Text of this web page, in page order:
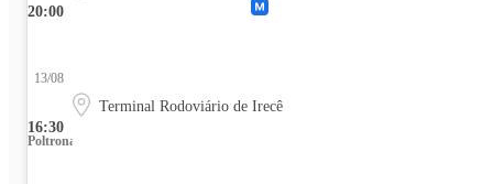
20:00
16:30
13/08
Terminal Rodoviário de Irecê
Poltrona